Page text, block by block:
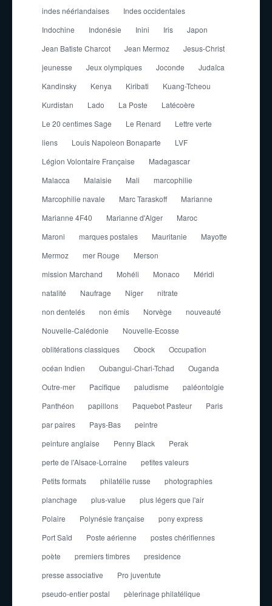
indes néérlandaises
Indes occidentales
Indochine
Indonésie Inini Iris
Japon
Jean Batiste Charcot
Jean Mermoz
Jesus-Christ
jeunesse
Jeux olympiques Joconde
Judaïca
Kandinsky
Kenya Kiribati
Kuang-Tcheou
Kurdistan
Lado La Poste
Latécoère
Le 20 centimes Sage
Le Renard
Lettre verte
liens
Louis Napoleon Bonaparte
LVF
Légion Volontaire Française
Madagascar
Malacca
Malaisie Mali
marcophilie
Marcophilie navale
Marc Taraskoff
Marianne
Marianne 4F40
Marianne d'Alger
Maroc
Maroni
marques postales Mauritanie
Mayotte
Mermoz
mer Rouge
Merson
mission Marchand
Mohéli Monaco
Méridi
natalité
Naufrage Niger
nitrate
non dentelés
non émis Norvège
nouveauté
Nouvelle-Calédonie
Nouvelle-Ecosse
oblitérations classiques
Obock
Occupation
océan Indien
Oubangui-Chari-Tchad
Ouganda
Outre-mer
Pacifique paludisme
paléontolgie
Panthéon
papillons Paquebot Pasteur
Paris
par paires
Pays-Bas
peintre
peinture anglaise
Penny Black
Perak
perte de l'Alsace-Lorraine
petites valeurs
Petits formats
philatélie russe
photographies
planchage
plus-value
plus légers que l'air
Polaire
Polynésie française
pony express
Port Saïd
Poste aérienne
postes chérifiennes
poète
premiers timbres
presidence
presse associative
Pro juventute
pseudo-entier postal
pèlerinage philatélique